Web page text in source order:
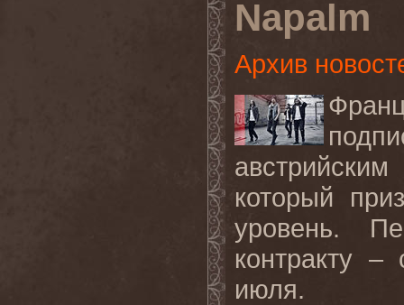
Napalm
Архив
который
уровень.
контракту –
июля.